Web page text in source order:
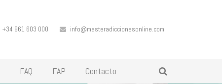
+34 961 603 000 info@masteradiccionesonline.com
FAQ FAP Contacto